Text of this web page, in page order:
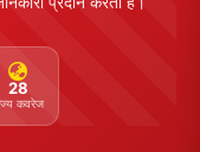
28
कवरेज